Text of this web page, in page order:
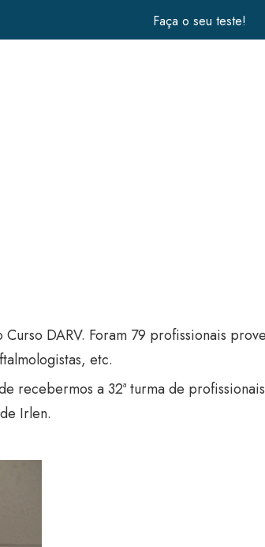
Faça o seu teste!
DARV. Foram 79 profissionais
etc.
a 32ª turma de
Irlen.